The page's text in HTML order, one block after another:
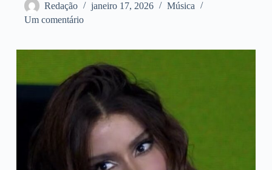
Redação janeiro 17, 2026
Música
Um comentário